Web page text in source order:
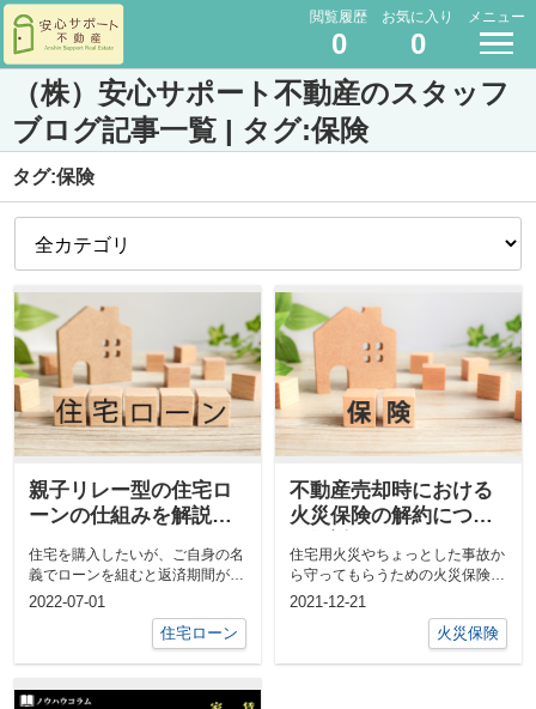
閲覧履歴
0
お気に入り
0
メニュー
（株）安心サポート不動産のスタッフ
ブログ記事一覧 | タグ:保険
タグ:保険
親子リレー型の住宅ロ
ーンの仕組みを解説！
もご紹介
住宅を購入したいが、ご自身の名
義でローンを組むと返済期間が短
くなってしまい、月々の返済額が
2022-07-01
住宅ローン
不動産売却時における
火災保険の解約につい
住宅用火災やちょっとした事故か
ら守ってもらうための火災保険、
不動産の売却をするのであれば当
2021-12-21
火災保険